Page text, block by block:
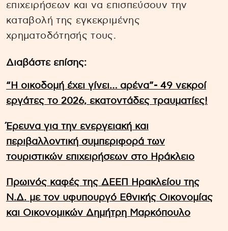
επιχειρήσεων και να επισπεύσουν την
καταβολή της εγκεκριμένης
χρηματοδότησής τους.
Διαβάστε επίσης:
“Η οικοδομή έχει γίνει… αρένα”- 49 νεκροί
εργάτες το 2026, εκατοντάδες τραυματίες!
Έρευνα για την ενεργειακή και
περιβαλλοντική συμπεριφορά των
τουριστικών επιχειρήσεων στο Ηράκλειο
Πρωινός καφές της ΔΕΕΠ Ηρακλείου της
Ν.Δ. με τον υφυπουργό Εθνικής Οικονομίας
και Οικονομικών Δημήτρη Μαρκόπουλο